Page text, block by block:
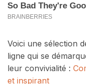
Voici une sélection
ligne qui se
leur convivialité :
et inspirant